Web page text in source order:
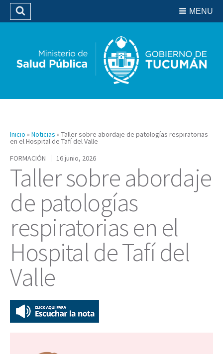
Biblioteca
MENU
Buscar
Inicio » Noticias » Taller sobre abordaje de patologías respiratorias
en el Hospital de Tafí del Valle
FORMACIÓN
16 junio, 2026
Taller sobre abordaje
de patologías
respiratorias en el
Hospital de Tafí del
Valle